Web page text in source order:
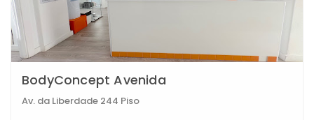
BodyConcept Avenida
Av. da Liberdade 244 Piso